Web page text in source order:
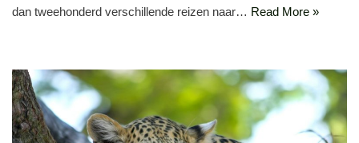
dan tweehonderd verschillende reizen naar… Read More »